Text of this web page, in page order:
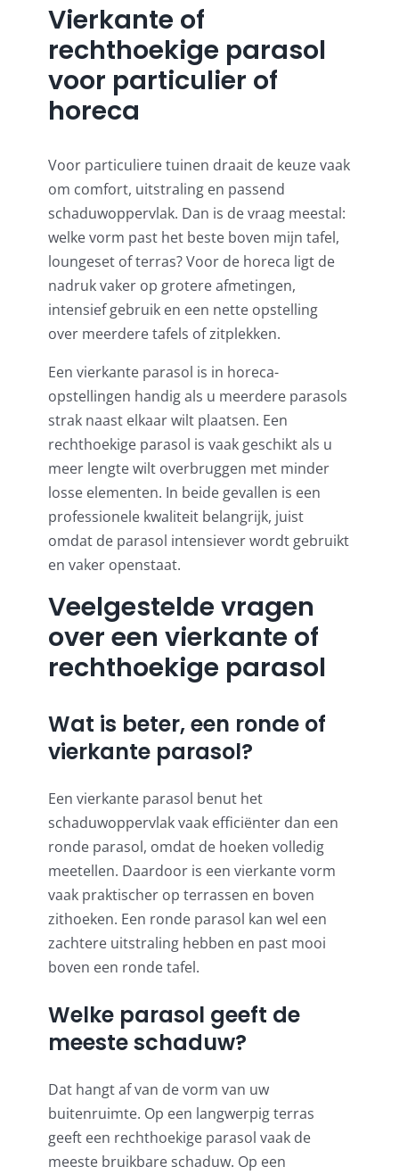
Vierkante of
rechthoekige parasol
voor particulier of
horeca
Voor particuliere tuinen draait de keuze vaak
om comfort, uitstraling en passend
schaduwoppervlak. Dan is de vraag meestal:
welke vorm past het beste boven mijn tafel,
loungeset of terras? Voor de horeca ligt de
nadruk vaker op grotere afmetingen,
intensief gebruik en een nette opstelling
over meerdere tafels of zitplekken.
Een vierkante parasol is in horeca-
opstellingen handig als u meerdere parasols
strak naast elkaar wilt plaatsen. Een
rechthoekige parasol is vaak geschikt als u
meer lengte wilt overbruggen met minder
losse elementen. In beide gevallen is een
professionele kwaliteit belangrijk, juist
omdat de parasol intensiever wordt gebruikt
en vaker openstaat.
Veelgestelde vragen
over een vierkante of
rechthoekige parasol
Wat is beter, een ronde of
vierkante parasol?
Een vierkante parasol benut het
schaduwoppervlak vaak efficiënter dan een
ronde parasol, omdat de hoeken volledig
meetellen. Daardoor is een vierkante vorm
vaak praktischer op terrassen en boven
zithoeken. Een ronde parasol kan wel een
zachtere uitstraling hebben en past mooi
boven een ronde tafel.
Welke parasol geeft de
meeste schaduw?
Dat hangt af van de vorm van uw
buitenruimte. Op een langwerpig terras
geeft een rechthoekige parasol vaak de
meeste bruikbare schaduw. Op een